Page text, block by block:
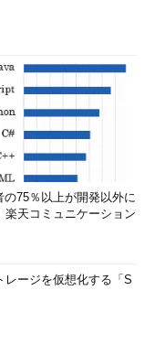
の75％以上が開発以外に
楽天コミュニケーション
レージを仮想化する「S